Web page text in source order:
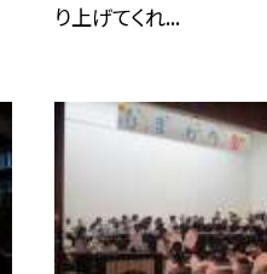
り上げてくれ...